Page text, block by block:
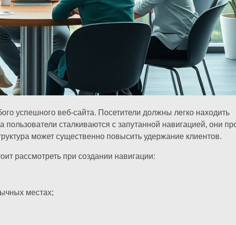
успешного веб-сайта. Посетители должны легко находить
сталкиваются с запутанной навигацией, они
может существенно повысить удержание клиентов.
рассмотреть при создании навигации:
местах;